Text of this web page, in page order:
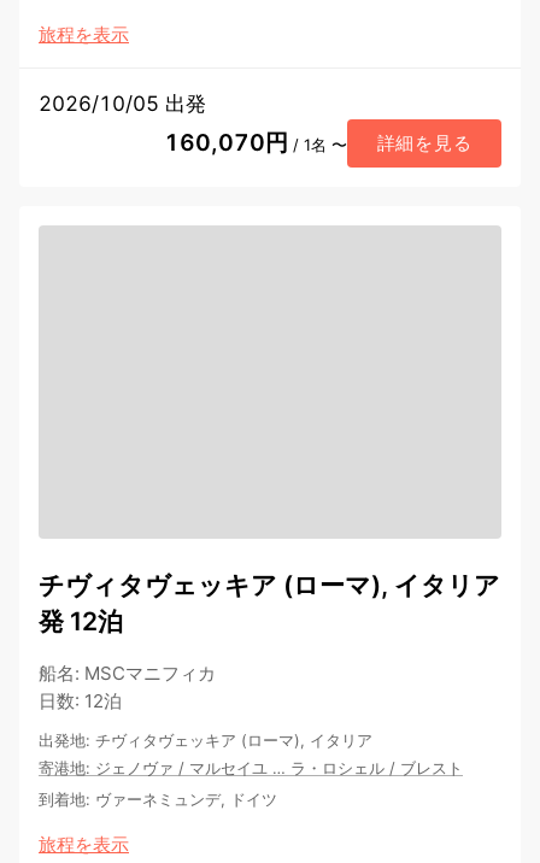
旅程を表示
2026/10/05 出発
160,070円 / 1名 〜 詳細を見る
チヴィタヴェッキア (ローマ), イタリア
発 12泊
船名: MSCマニフィカ
日数: 12泊
出発地: チヴィタヴェッキア (ローマ), イタリア
寄港地: ジェノヴァ / マルセイユ … ラ・ロシェル / ブレスト
到着地: ヴァーネミュンデ, ドイツ
旅程を表示